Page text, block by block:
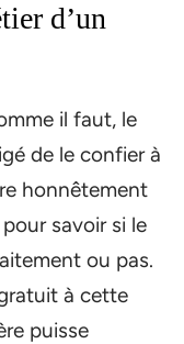
d’un
il faut, le
de le confier à
honnêtement
savoir si le
ou pas.
à cette
puisse